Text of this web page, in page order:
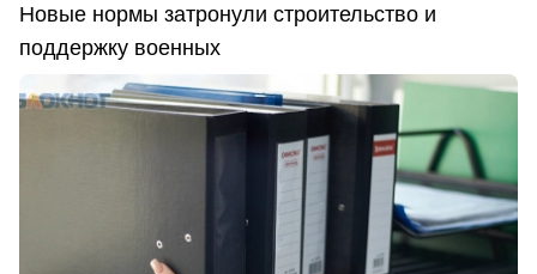
Новые нормы затронули строительство и
поддержку военных